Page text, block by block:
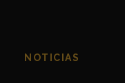
NOTICIAS